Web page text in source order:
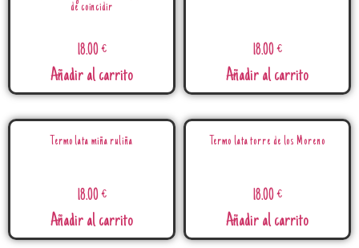
de coincidir
18.00€
Añadir al carrito
18.00€
Añadir al carrito
Termo lata miña ruliña
18.00€
Añadir al carrito
Termo lata torre de los Moreno
18.00€
Añadir al carrito